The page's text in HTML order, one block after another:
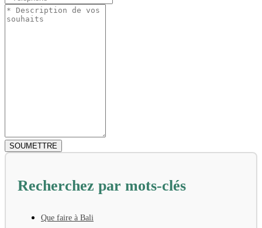
Recherchez par mots-clés
Que faire à Bali